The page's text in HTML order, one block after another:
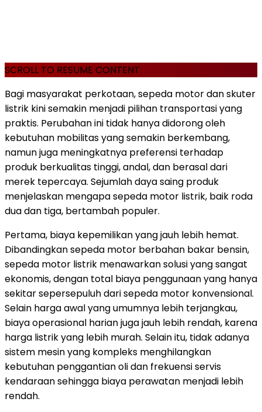
SCROLL TO RESUME CONTENT
Bagi masyarakat perkotaan, sepeda motor dan skuter
listrik kini semakin menjadi pilihan transportasi yang
praktis. Perubahan ini tidak hanya didorong oleh
kebutuhan mobilitas yang semakin berkembang,
namun juga meningkatnya preferensi terhadap
produk berkualitas tinggi, andal, dan berasal dari
merek tepercaya. Sejumlah daya saing produk
menjelaskan mengapa sepeda motor listrik, baik roda
dua dan tiga, bertambah populer.
Pertama, biaya kepemilikan yang jauh lebih hemat.
Dibandingkan sepeda motor berbahan bakar bensin,
sepeda motor listrik menawarkan solusi yang sangat
ekonomis, dengan total biaya penggunaan yang hanya
sekitar sepersepuluh dari sepeda motor konvensional.
Selain harga awal yang umumnya lebih terjangkau,
biaya operasional harian juga jauh lebih rendah, karena
harga listrik yang lebih murah. Selain itu, tidak adanya
sistem mesin yang kompleks menghilangkan
kebutuhan penggantian oli dan frekuensi servis
kendaraan sehingga biaya perawatan menjadi lebih
rendah.